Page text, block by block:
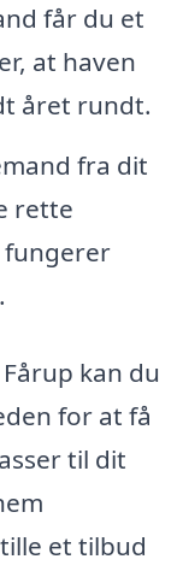
får du et
at haven
året rundt.
fra dit
rette
fungerer
kan du
for at få
til dit
et tilbud